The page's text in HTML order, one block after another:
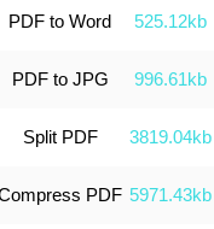
PDF to Word 525.12kb
PDF to JPG 996.61kb
Split PDF 3819.04kb
PDF 5971.43kb